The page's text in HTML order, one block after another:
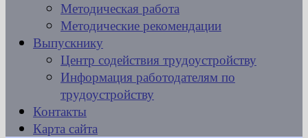
Методическая работа
Методические рекомендации
Выпускнику
Центр содействия трудоустройству
Информация работодателям по
трудоустройству
Контакты
Карта сайта